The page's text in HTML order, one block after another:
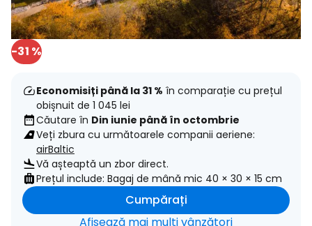
-31 %
Economisiți până la 31 % în comparație cu prețul
obișnuit de 1 045 lei
Căutare în Din iunie până în octombrie
Veți zbura cu următoarele companii aeriene:
airBaltic
Vă așteaptă un zbor direct.
Prețul include: Bagaj de mână mic 40 × 30 × 15 cm
Cumpărați
Afișează mai mulți vânzători